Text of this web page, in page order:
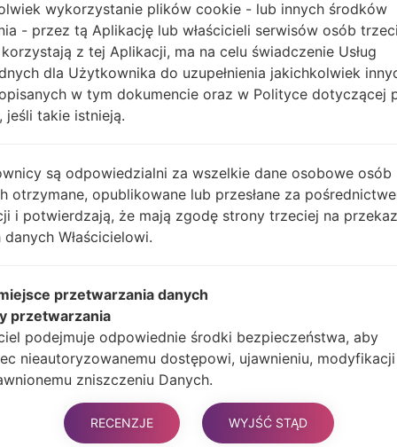
Unknown 120.55 MiB
Unknown 122.34
Inni modele z tej serii
wykorzystanie plików cookie - lub innych środków
- przez tą Aplikację lub właścicieli serwisów osób
z tej Aplikacji, ma na celu świadczenie Usług
dla Użytkownika do uzupełnienia jakichkolwiek
w tym dokumencie oraz w Polityce dotyczącej
jeśli takie istnieją.
są odpowiedzialni za wszelkie dane osobowe osób
otrzymane, opublikowane lub przesłane za
i potwierdzają, że mają zgodę strony trzeciej na
Właścicielowi.
przetwarzania danych
przetwarzania
podejmuje odpowiednie środki bezpieczeństwa, aby
nieautoryzowanemu dostępowi, ujawnieniu,
zniszczeniu Danych.
danych odbywa się przy użyciu komputerów i / lub
IT zgodnie z procedurami organizacyjnymi i trybami
RECENZJE WYJŚĆ STĄD